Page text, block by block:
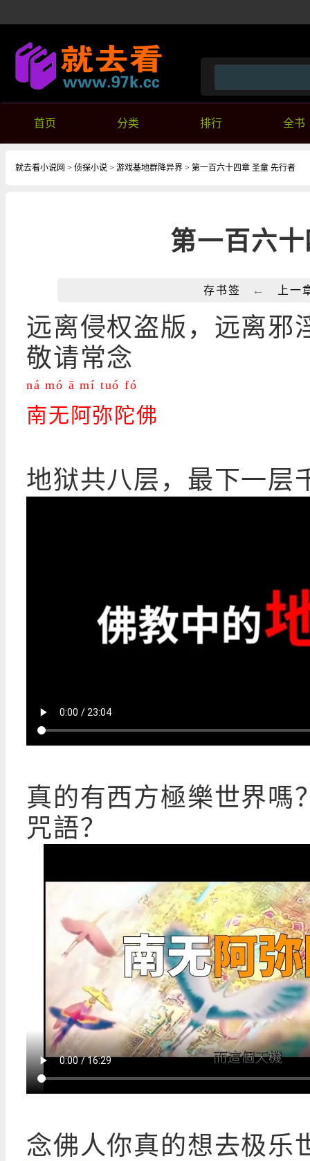
首页 分类 排行 全书
就去看小说网 > 侦探小说 > 游戏基地群降异界 > 第一百六十四章 圣童 先行者
第一百六
存书签 ← 上一
远离侵权盗版，远离邪
敬请常念
ná mó ā mí tuó fó
南无阿弥陀佛
地狱共八层，最下一层
真的有西方極樂世界嗎
咒語？
念佛人你真的想去极乐